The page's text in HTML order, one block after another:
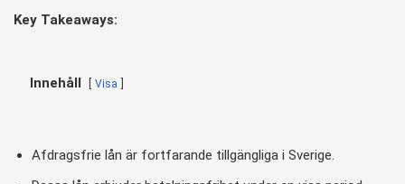
Key Takeaways:
Innehåll Visa
Afdragsfrie lån är fortfarande tillgängliga i Sverige.